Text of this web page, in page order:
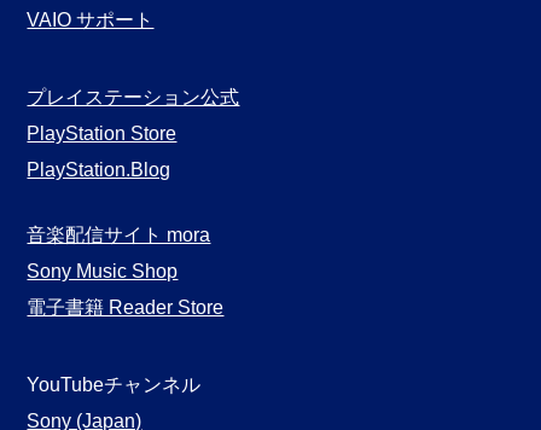
VAIO サポート
プレイステーション公式
PlayStation Store
PlayStation.Blog
音楽配信サイト mora
Sony Music Shop
電子書籍 Reader Store
YouTubeチャンネル
Sony (Japan)